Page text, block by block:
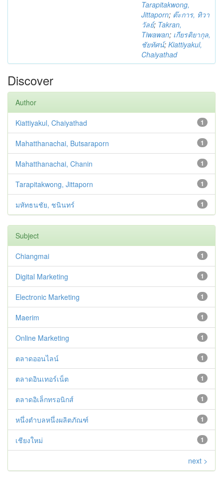
Tarapitakwong,
Jittaporn; ต๊ะการ, ทิวา
วัลย์; Takran,
Tiwawan; เกียรติยากุล,
ชัยทัศน์; Kiattiyakul,
Chaiyathad
Discover
Author
1
Kiattiyakul, Chaiyathad
1
Mahatthanachai, Butsaraporn
1
Mahatthanachai, Chanin
1
Tarapitakwong, Jittaporn
1
มหัทธนชัย, ชนินทร์
Subject
1
Chiangmai
1
Digital Marketing
1
Electronic Marketing
1
Maerim
1
Online Marketing
1
ตลาดออนไลน์
1
ตลาดอินเทอร์เน็ต
1
ตลาดอิเล็กทรอนิกส์
1
หนึ่งตำบลหนึ่งผลิตภัณฑ์
1
เชียงใหม่
next >